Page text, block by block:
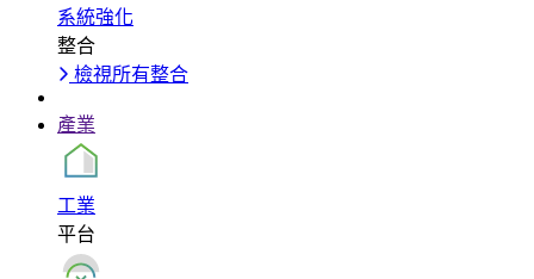
系統強化
整合
檢視所有整合
產業
工業
平台